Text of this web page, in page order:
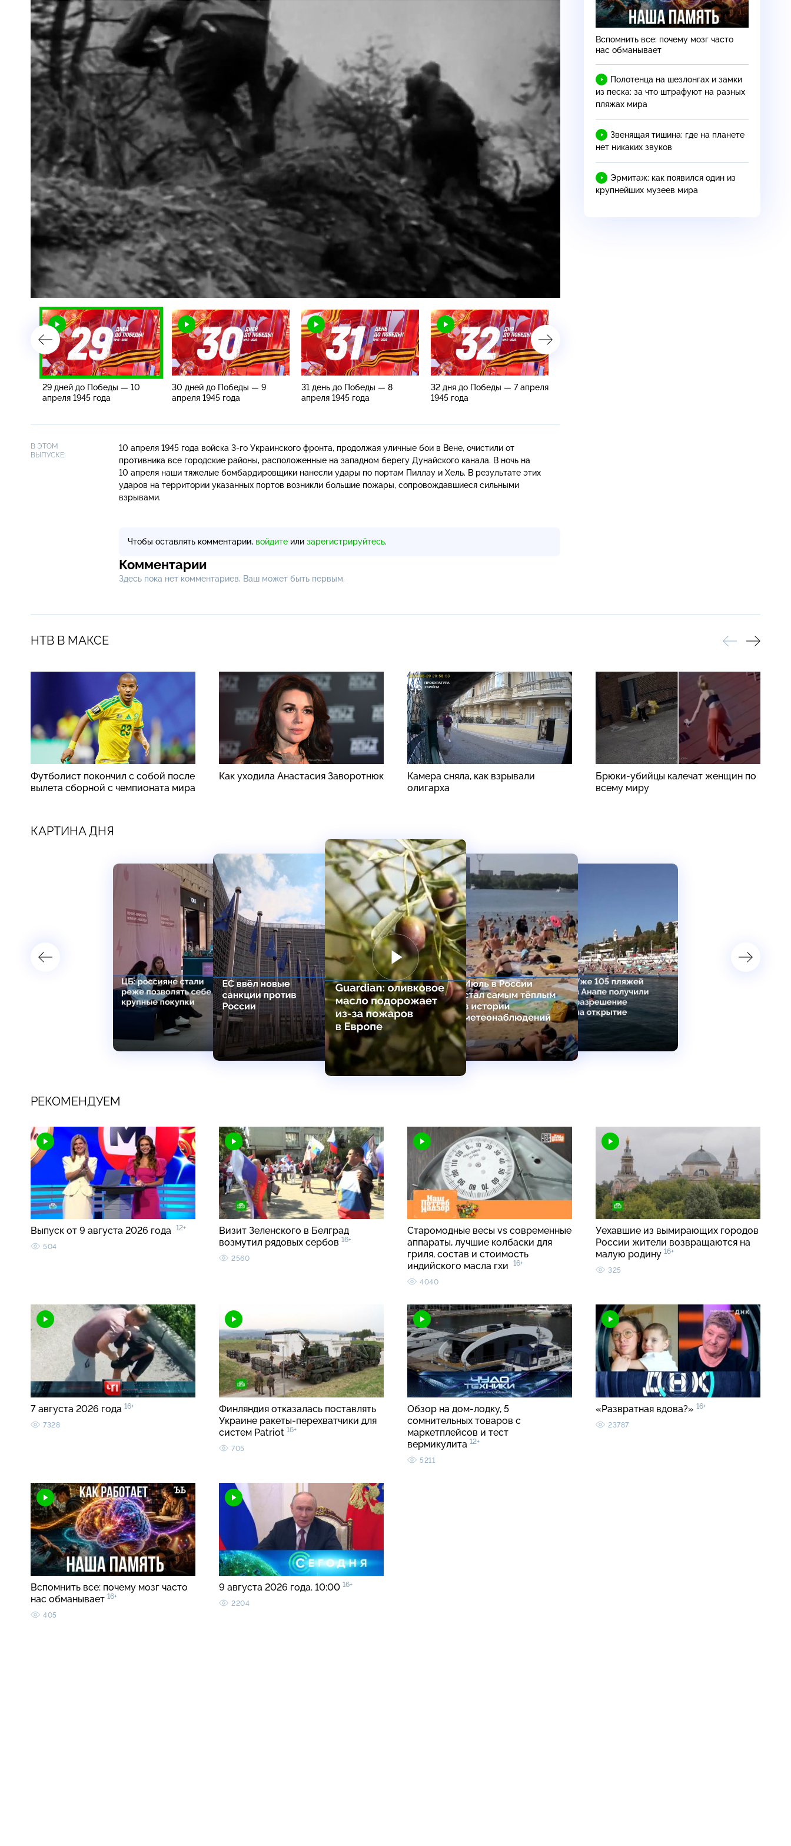
/
100.00%
29 дней до Победы — 10
апреля 1945 года
30 дней до Победы — 9
апреля 1945 года
31 день до Победы — 8
апреля 1945 года
32 дня до Победы — 7 апреля
1945 года
В ЭТОМ
ВЫПУСКЕ:
10 апреля 1945 года войска 3-го Украинского фронта, продолжая уличные бои в Вене, очистили от
противника все городские районы, расположенные на западном берегу Дунайского канала. В ночь на
10 апреля наши тяжелые бомбардировщики нанесли удары по портам Пиллау и Хель. В результате этих
ударов на территории указанных портов возникли большие пожары, сопровождавшиеся сильными
взрывами.
Чтобы оставлять комментарии, войдите или зарегистрируйтесь.
Комментарии
Здесь пока нет комментариев, Ваш может быть первым.
Вспомнить все: почему мозг часто
нас обманывает
Полотенца на шезлонгах и замки
из песка: за что штрафуют на разных
пляжах мира
Звенящая тишина: где на планете
нет никаких звуков
Эрмитаж: как появился один из
крупнейших музеев мира
НТВ В МАКСЕ
Футболист покончил с собой после
вылета сборной с чемпионата мира
Как уходила Анастасия Заворотнюк
Камера сняла, как взрывали
олигарха
Брюки-убийцы калечат женщин по
всему миру
КАРТИНА ДНЯ
РЕКОМЕНДУЕМ
Выпуск от 9 августа 2026 года 12+
504
Визит Зеленского в Белград
возмутил рядовых сербов 16+
2560
Старомодные весы vs современные
аппараты, лучшие колбаски для
гриля, состав и стоимость
индийского масла гхи
16+
4040
Уехавшие из вымирающих городов
России жители возвращаются на
малую родину 16+
325
7 августа 2026 года 16+
7328
Финляндия отказалась поставлять
Украине ракеты-перехватчики для
систем Patriot 16+
705
Обзор на дом-лодку, 5
сомнительных товаров с
маркетплейсов и тест
вермикулита 12+
5211
«Развратная вдова?» 16+
23787
Вспомнить все: почему мозг часто
нас обманывает 16+
405
9 августа 2026 года. 10:00 16+
2204